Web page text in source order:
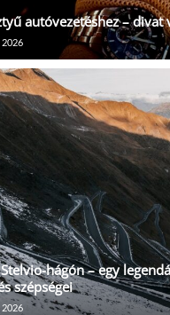
autóvezetéshez – divat
hágón – egy
szépségei